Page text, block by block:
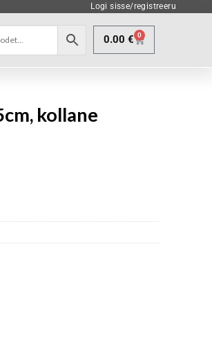
Logi sisse/registreeru
0.00 € 0
kollane